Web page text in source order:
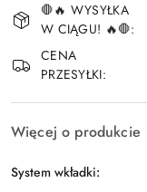
i
dostawa
🛑🔥 WYSYŁKA
W CIĄGU! 🔥🛑:
CENA
PRZESYŁKI:
Więcej o produkcie
System wkładki: